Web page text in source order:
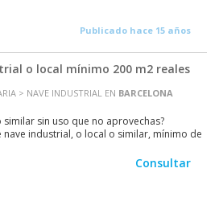
Publicado hace 15 años
o local mínimo 200 m2 reales
> NAVE INDUSTRIAL EN BARCELONA
similar sin uso que no aprovechas?
nave industrial, o local o similar, mínimo de
Consultar